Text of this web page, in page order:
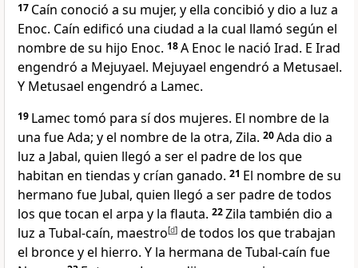
17 Caín conoció a su mujer, y ella concibió y dio a luz a
Enoc. Caín edificó una ciudad a la cual llamó según el
nombre de su hijo Enoc. 18A Enoc le nació Irad. E Irad
engendró a Mejuyael. Mejuyael engendró a Metusael.
Y Metusael engendró a Lamec.
19 Lamec tomó para sí dos mujeres. El nombre de la
una fue Ada; y el nombre de la otra, Zila. 20Ada dio a
luz a Jabal, quien llegó a ser el padre de los que
habitan en tiendas y crían ganado. 21 El nombre de su
hermano fue Jubal, quien llegó a ser padre de todos
los que tocan el arpa y la flauta. 22Zila también dio a
luz a Tubal-caín, maestro[d] de todos los que trabajan
el bronce y el hierro. Y la hermana de Tubal-caín fue